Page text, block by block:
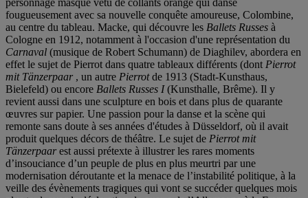
fougueusement avec sa nouvelle conquête amoureuse, Colombine,
au centre du tableau. Macke, qui découvre les Ballets Russes à
Cologne en 1912, notamment à l'occasion d'une représentation du
Carnaval (musique de Robert Schumann) de Diaghilev, abordera en
effet le sujet de Pierrot dans quatre tableaux différents (dont Pierrot
mit Tänzerpaar, un autre Pierrotde 1913 (Stadt-Kunsthaus,
Bielefeld) ou encore Ballets Russes I(Kunsthalle, Brême). Il y
revient aussi dans une sculpture en bois et dans plus de quarante
œuvres sur papier. Une passion pour la danse et la scène qui
remonte sans doute à ses années d'études à Düsseldorf, où il avait
produit quelques décors de théâtre. Le sujet de Pierrot mit
Tänzerpaarest aussi prétexte à illustrer les rares moments
d’insouciance d’un peuple de plus en plus meurtri par une
modernisation déroutante et la menace de l’instabilité politique, à la
veille des évènements tragiques qui vont se succéder quelques mois